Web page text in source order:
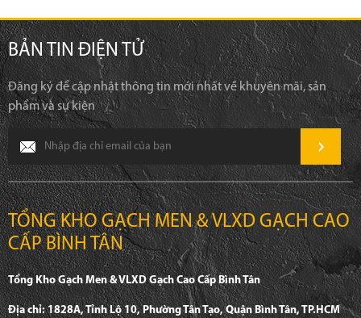
BẢN TIN ĐIỆN TỬ
Đăng ký để cập nhật thông tin mới nhất về khuyên mãi, sản
phẩm và sự kiện
TỔNG KHO GẠCH MEN & VLXD GẠCH CAO
CẤP BÌNH TÂN
Tổng Kho Gạch Men & VLXD Gạch Cao Cấp Bình Tân
Địa chỉ: 1828A, Tỉnh Lộ 10, Phường Tân Tạo, Quận Bình Tân, TP.HCM